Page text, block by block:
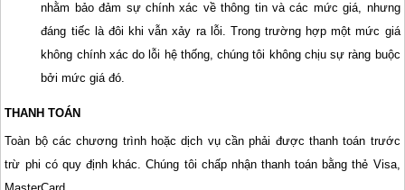
nhằm bảo đảm sự chính xác về thông tin và các mức giá, nhưng
đáng tiếc là đôi khi vẫn xảy ra lỗi. Trong trường hợp một mức giá
không chính xác do lỗi hệ thống, chúng tôi không chịu sự ràng buộc
bởi mức giá đó.
THANH TOÁN
Toàn bộ các chương trình hoặc dịch vụ cần phải được thanh toán trước
trừ phi có quy định khác. Chúng tôi chấp nhận thanh toán bằng thẻ Visa,